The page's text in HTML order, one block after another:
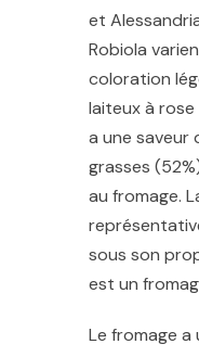
et
Robiola
coloration
laiteux à
a une saveur
grasses
au fromage.
sous son
est un
Le fromage